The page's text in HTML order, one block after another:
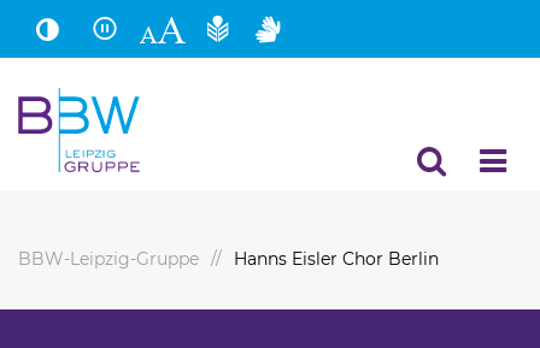
Hauptinhalt
Fußbereich
BBW-Leipzig-Gruppe Hanns Eisler Chor Berlin